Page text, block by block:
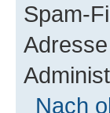
Spam-
Nach